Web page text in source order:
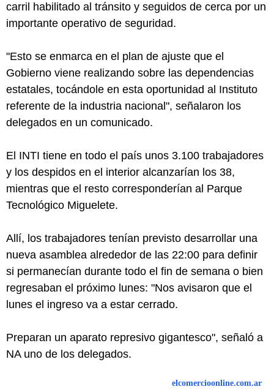
carril habilitado al tránsito y seguidos de cerca por un
importante operativo de seguridad.
"Esto se enmarca en el plan de ajuste que el
Gobierno viene realizando sobre las dependencias
estatales, tocándole en esta oportunidad al Instituto
referente de la industria nacional", señalaron los
delegados en un comunicado.
El INTI tiene en todo el país unos 3.100 trabajadores
y los despidos en el interior alcanzarían los 38,
mientras que el resto corresponderían al Parque
Tecnológico Miguelete.
Allí, los trabajadores tenían previsto desarrollar una
nueva asamblea alrededor de las 22:00 para definir
si permanecían durante todo el fin de semana o bien
regresaban el próximo lunes: "Nos avisaron que el
lunes el ingreso va a estar cerrado.
Preparan un aparato represivo gigantesco", señaló a
NA uno de los delegados.
elcomercioonline.com.ar